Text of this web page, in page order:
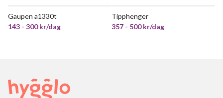
Gaupen a1330t
143 - 300 kr/dag
Tipphenger
357 - 500 kr/dag